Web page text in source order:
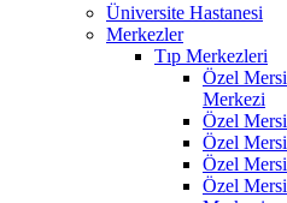
Üniversite Hastanesi
Merkezler
Tıp Merkezleri
Özel
Merkezi
Özel
Özel
Özel
Özel